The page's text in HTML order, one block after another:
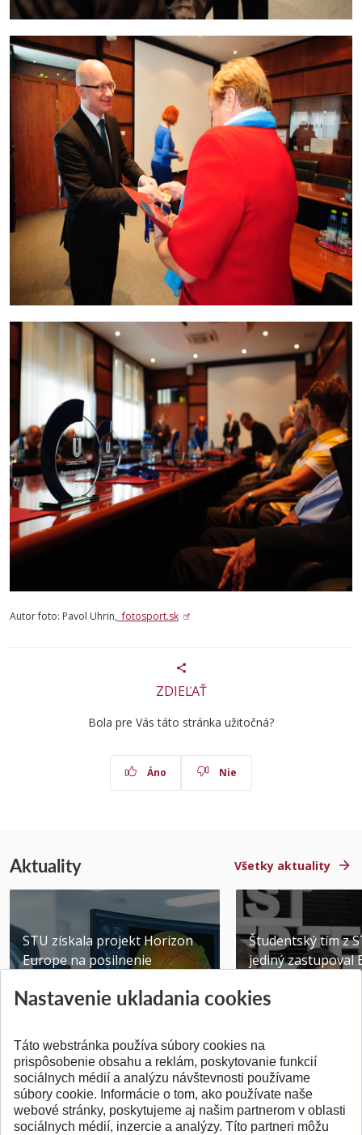
Autor foto: Pavol Uhrin, fotosport.sk
ZDIEĽAŤ
Bola pre Vás táto stránka užitočná?
Áno Nie
Aktuality Všetky aktuality
STU získala projekt Horizon
Europe na posilnenie
Publikované 31.07.2026
Študentský tím z
jediný zastupoval
Publikované
SPÄŤ NA VRCH
Nastavenie ukladania cookies
Táto webstránka používa súbory cookies na
prispôsobenie obsahu a reklám, poskytovanie funkcií
sociálnych médií a analýzu návštevnosti používame
súbory cookie. Informácie o tom, ako používate naše
webové stránky, poskytujeme aj našim partnerom v oblasti
sociálnych médií, inzercie a analýzy. Títo partneri môžu